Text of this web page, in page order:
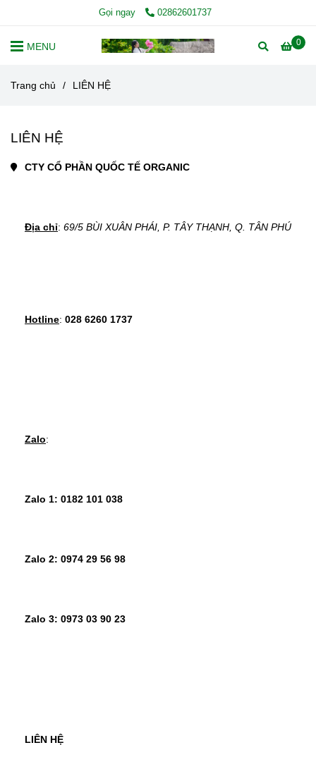
Gọi ngay 02862601737
0
MENU
Trang chủ / LIÊN HỆ
LIÊN HỆ
CTY CỔ PHẦN QUỐC TẾ ORGANIC
Địa chỉ: 69/5 BÙI XUÂN PHÁI, P. TÂY THẠNH, Q. TÂN PHÚ
Hotline: 028 6260 1737
Zalo:
Zalo 1: 0182 101 038
Zalo 2: 0974 29 56 98
Zalo 3: 0973 03 90 23